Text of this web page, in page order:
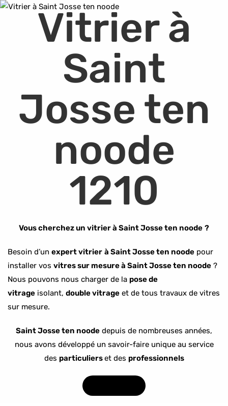
Vitrier à
Saint
Josse ten
noode
1210
Vous cherchez un vitrier à Saint Josse ten noode ?
Besoin d’un expert vitrier à Saint Josse ten noode pour
installer vos vitres sur mesure à Saint Josse ten noode ?
Nous pouvons nous charger de la pose de
vitrage isolant, double vitrage et de tous travaux de vitres
sur mesure.
Saint Josse ten noode depuis de nombreuses années,
nous avons développé un savoir-faire unique au service
des particulierset des professionnels